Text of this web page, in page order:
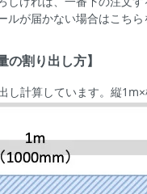
が届かない場合はこちら
割り出し方】
計算しています。縦